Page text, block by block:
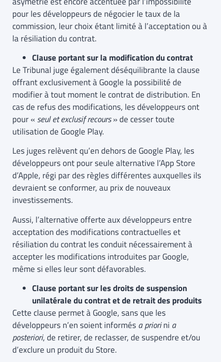
pour les développeurs de négocier le taux de la
commission, leur choix étant limité à l’acceptation ou à
la résiliation du contrat.
Clause portant sur la modification du contrat
Le Tribunal juge également déséquilibrante la clause
offrant exclusivement à Google la possibilité de
modifier à tout moment le contrat de distribution. En
cas de refus des modifications, les développeurs ont
pour « seul et exclusif recours» de cesser toute
utilisation de Google Play.
Les juges relèvent qu’en dehors de Google Play, les
développeurs ont pour seule alternative l’App Store
d’Apple, régi par des règles différentes auxquelles ils
devraient se conformer, au prix de nouveaux
investissements.
Aussi, l’alternative offerte aux développeurs entre
acceptation des modifications contractuelles et
résiliation du contrat les conduit nécessairement à
accepter les modifications introduites par Google,
même si elles leur sont défavorables.
Clause portant sur les droits de suspension
unilatérale du contrat et de retrait des produits
Cette clause permet à Google, sans que les
développeurs n’en soient informésa priorini a
posteriori, de retirer, de reclasser, de suspendre et/ou
d’exclure un produit du Store.